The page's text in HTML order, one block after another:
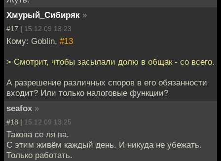
Хмурый_Сибиряк »
#17 | 15.12.09 13:23
Кому: Goblin, #13
> Смотрит, чтобы засылали долю в общак - со всего.
А разрешение различных споров в его обязанности
входит? Или только налоговые функции?
seafox »
#18 | 15.12.09 13:25
Такова се ля ва.
С этим живём каждый день. И никуда не убежать.
Только работать.